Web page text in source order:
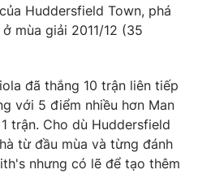
Tấm lòng Việt
VTV8
English
Huddersfield Town, phá
mùa giải 2011/12 (35
đã thắng 10 trận liên tiếp
với 5 điểm nhiều hơn Man
trận. Cho dù Huddersfield
từ đầu mùa và từng đánh
nhưng có lẽ để tạo thêm